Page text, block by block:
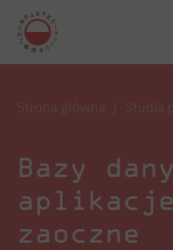
Bazy
zaoczne